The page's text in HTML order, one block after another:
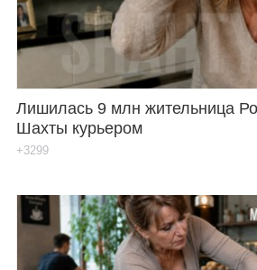
Лишилась 9 млн жительница
Шахты курьером
+3299